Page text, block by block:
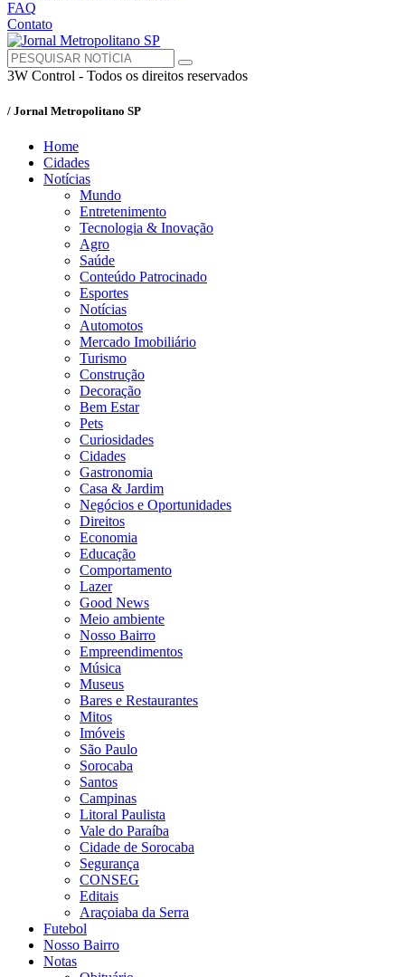
FAQ
Contato
3W Control - Todos os direitos reservados
/ Jornal Metropolitano SP
Home
Cidades
Notícias
Mundo
Entretenimento
Tecnologia & Inovação
Agro
Saúde
Conteúdo Patrocinado
Esportes
Notícias
Automotos
Mercado Imobiliário
Turismo
Construção
Decoração
Bem Estar
Pets
Curiosidades
Cidades
Gastronomia
Casa & Jardim
Negócios e Oportunidades
Direitos
Economia
Educação
Comportamento
Lazer
Good News
Meio ambiente
Nosso Bairro
Empreendimentos
Música
Museus
Bares e Restaurantes
Mitos
Imóveis
São Paulo
Sorocaba
Santos
Campinas
Litoral Paulista
Vale do Paraíba
Cidade de Sorocaba
Segurança
CONSEG
Editais
Araçoiaba da Serra
Futebol
Nosso Bairro
Notas